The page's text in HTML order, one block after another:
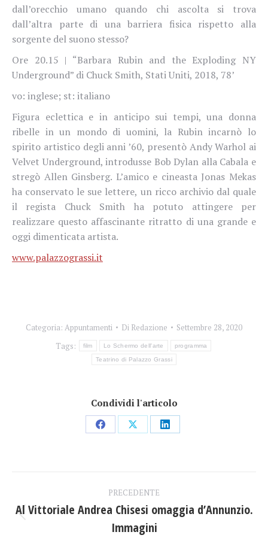
dall’orecchio umano quando chi ascolta si trova
dall’altra parte di una barriera fisica rispetto alla
sorgente del suono stesso?
Ore 20.15 | “Barbara Rubin and the Exploding NY
Underground” di Chuck Smith, Stati Uniti, 2018, 78’
vo: inglese; st: italiano
Figura eclettica e in anticipo sui tempi, una donna
ribelle in un mondo di uomini, la Rubin incarnò lo
spirito artistico degli anni ’60, presentò Andy Warhol ai
Velvet Underground, introdusse Bob Dylan alla Cabala e
stregò Allen Ginsberg. L’amico e cineasta Jonas Mekas
ha conservato le sue lettere, un ricco archivio dal quale
il regista Chuck Smith ha potuto attingere per
realizzare questo affascinante ritratto di una grande e
oggi dimenticata artista.
www.palazzograssi.it
Categoria: Appuntamenti Di Redazione
Settembre 28, 2020
Tags:
film Lo Schermo dell'arte programma
Teatrino di Palazzo Grassi
Condividi l'articolo
CondividiCondividiCondividi
tra
PRECEDENTE
Post
precedente:
Al Vittoriale Andrea Chisesi omaggia d’Annunzio.
Immagini